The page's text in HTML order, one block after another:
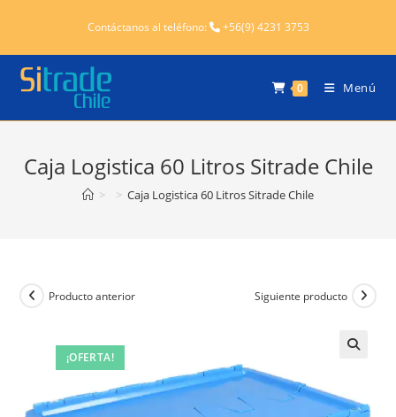
contenido
Contáctanos al teléfono: +56(9) 4231 3753
0 Menú
Caja Logistica 60 Litros Sitrade Chile
> > Caja Logistica 60 Litros Sitrade Chile
¡OFERTA!
Producto anterior Siguiente producto